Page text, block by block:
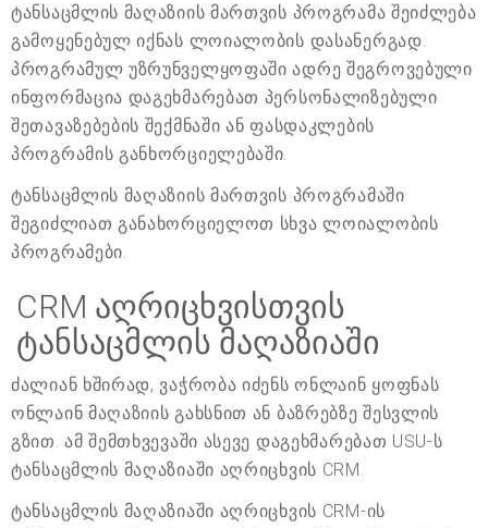
ტანსაცმლის მაღაზიის მართვის პროგრამა შეიძლება
გამოყენებულ იქნას ლოიალობის დასანერგად.
პროგრამულ უზრუნველყოფაში ადრე შეგროვებული
ინფორმაცია დაგეხმარებათ პერსონალიზებული
შეთავაზებების შექმნაში ან ფასდაკლების
პროგრამის განხორციელებაში.
ტანსაცმლის მაღაზიის მართვის პროგრამაში
შეგიძლიათ განახორციელოთ სხვა ლოიალობის
პროგრამები.
CRM აღრიცხვისთვის
ტანსაცმლის მაღაზიაში
ძალიან ხშირად, ვაჭრობა იძენს ონლაინ ყოფნას
ონლაინ მაღაზიის გახსნით ან ბაზრებზე შესვლის
გზით. ამ შემთხვევაში ასევე დაგეხმარებათ USU-ს
ტანსაცმლის მაღაზიაში აღრიცხვის CRM.
ტანსაცმლის მაღაზიაში აღრიცხვის CRM-ის